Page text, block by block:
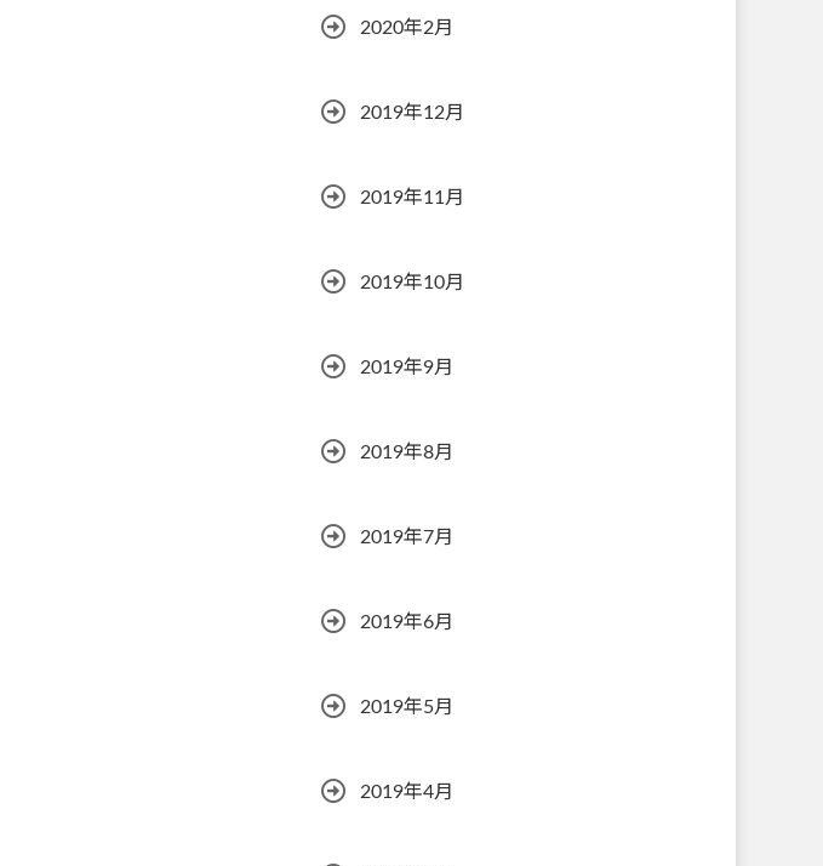
2020年2月
2019年12月
2019年11月
2019年10月
2019年9月
2019年8月
2019年7月
2019年6月
2019年5月
2019年4月